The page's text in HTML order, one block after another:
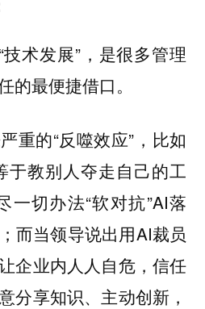
术发展”，是很多管理
的最便捷借口。
重的“反噬效应”，比如
于教别人夺走自己的工
一切办法“软对抗”AI落
而当领导说出用AI裁员
企业内人人自危，信任
分享知识、主动创新，